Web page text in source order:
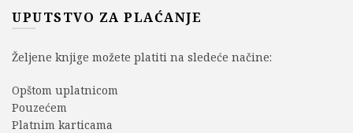
UPUTSTVO ZA PLAĆANJE
Željene knjige možete platiti na sledeće načine:
Opštom uplatnicom
Pouzećem
Platnim karticama